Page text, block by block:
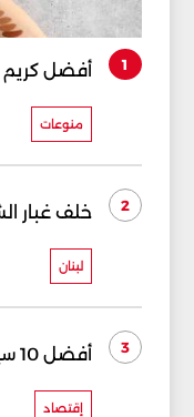
1 أفضل كريم
منوعات
2 خلف غبار
لبنان
3 أفضل 10 سيارات مناسبة للشباب
إقتصاد